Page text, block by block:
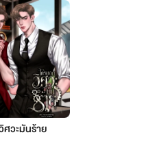
ศวะมันร้าย